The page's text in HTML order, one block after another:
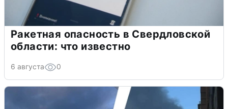
Ракетная опасность в Свердловской
области: что известно
6 августа 0